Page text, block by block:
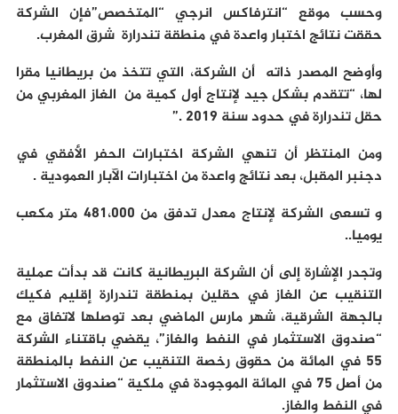
وحسب موقع “انترفاكس انرجي “المتخصص”فإن الشركة
حققت نتائج اختبار واعدة في منطقة تندرارة شرق المغرب.
وأوضح المصدر ذاته أن الشركة، التي تتخذ من بريطانيا مقرا
لها، “تتقدم بشكل جيد لإنتاج أول كمية من الغاز المغربي من
حقل تندرارة في حدود سنة 2019 .”
ومن المنتظر أن تنهي الشركة اختبارات الحفر الأفقي في
دجنبر المقبل، بعد نتائج واعدة من اختبارات الآبار العمودية .
و تسعى الشركة لإنتاج معدل تدفق من 481،000 متر مكعب
يوميا..
وتجدر الإشارة إلى أن الشركة البريطانية كانت قد بدأت عملية
التنقيب عن الغاز في حقلين بمنطقة تندرارة إقليم فكيك
بالجهة الشرقية، شهر مارس الماضي بعد توصلها لاتفاق مع
“صندوق الاستثمار في النفط والغاز”، يقضي باقتناء الشركة
55 في المائة من حقوق رخصة التنقيب عن النفط بالمنطقة
من أصل 75 في المائة الموجودة في ملكية “صندوق الاستثمار
في النفط والغاز.